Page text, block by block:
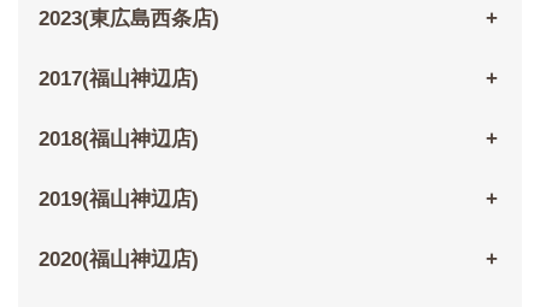
2023(東広島西条店)
2017(福山神辺店)
2018(福山神辺店)
2019(福山神辺店)
2020(福山神辺店)